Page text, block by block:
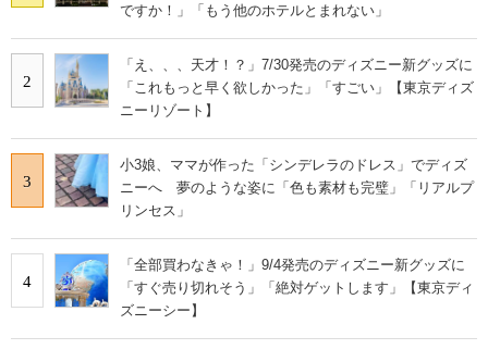
ですか！」「もう他のホテルとまれない」
2
「え、、、天才！？」7/30発売のディズニー新グッズに
「これもっと早く欲しかった」「すごい」【東京ディズ
ニーリゾート】
3
小3娘、ママが作った「シンデレラのドレス」でディズ
ニーへ 夢のような姿に「色も素材も完璧」「リアルプ
リンセス」
4
「全部買わなきゃ！」9/4発売のディズニー新グッズに
「すぐ売り切れそう」「絶対ゲットします」【東京ディ
ズニーシー】